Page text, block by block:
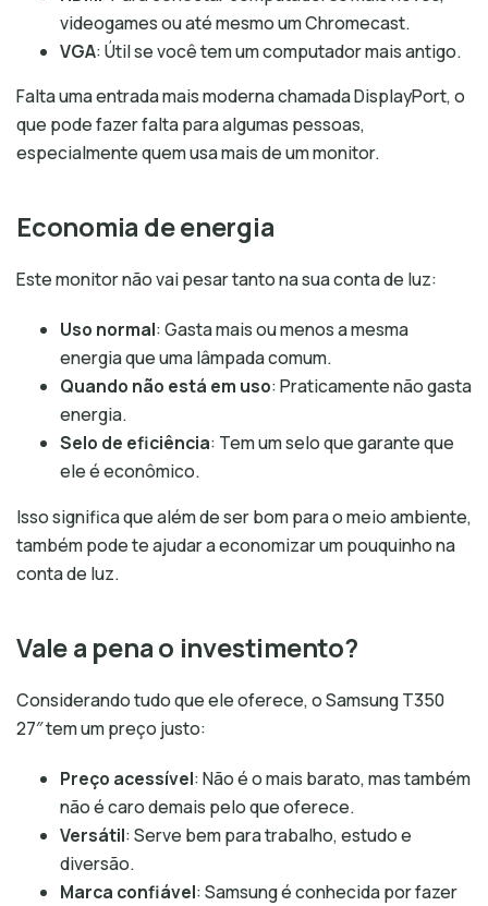
videogames ou até mesmo um Chromecast.
VGA: Útil se você tem um computador mais antigo.
Falta uma entrada mais moderna chamada DisplayPort, o
que pode fazer falta para algumas pessoas,
especialmente quem usa mais de um monitor.
Economia de energia
Este monitor não vai pesar tanto na sua conta de luz:
Uso normal: Gasta mais ou menos a mesma
energia que uma lâmpada comum.
Quando não está em uso: Praticamente não gasta
energia.
Selo de eficiência: Tem um selo que garante que
ele é econômico.
Isso significa que além de ser bom para o meio ambiente,
também pode te ajudar a economizar um pouquinho na
conta de luz.
Vale a pena o investimento?
Considerando tudo que ele oferece, o Samsung T350
27″ tem um preço justo:
Preço acessível: Não é o mais barato, mas também
não é caro demais pelo que oferece.
Versátil: Serve bem para trabalho, estudo e
diversão.
Marca confiável: Samsung é conhecida por fazer